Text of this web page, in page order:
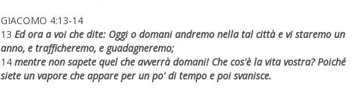
GIACOMO 4:13-14
13 Ed ora a voi che dite: Oggi o domani andremo nella tal città e vi staremo un
anno, e trafficheremo, e guadagneremo;
14 mentre non sapete quel che avverrà domani! Che cos'è la vita vostra? Poiché
siete un vapore che appare per un po' di tempo e poi svanisce.